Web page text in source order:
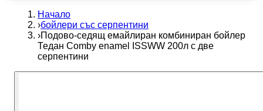
Начало
›бойлери със серпентини
›Подово-седящ емайлиран комбиниран бойлер
Тедан Comby enamel ISSWW 200л с две
серпентини